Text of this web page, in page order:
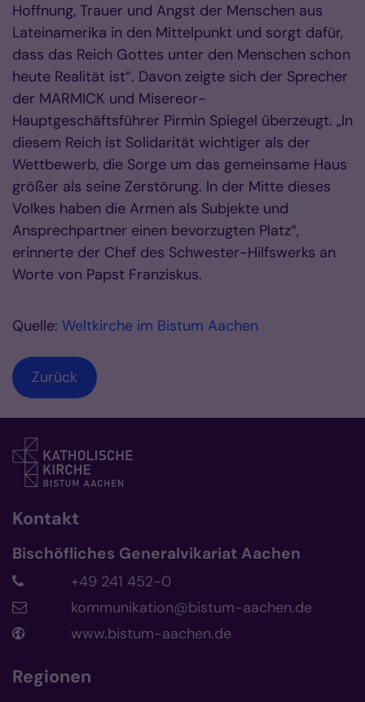
Hoffnung, Trauer und Angst der Menschen aus
Lateinamerika in den Mittelpunkt und sorgt dafür,
dass das Reich Gottes unter den Menschen schon
heute Realität ist“. Davon zeigte sich der Sprecher
der MARMICK und Misereor-
Hauptgeschäftsführer Pirmin Spiegel überzeugt. „In
diesem Reich ist Solidarität wichtiger als der
Wettbewerb, die Sorge um das gemeinsame Haus
größer als seine Zerstörung. In der Mitte dieses
Volkes haben die Armen als Subjekte und
Ansprechpartner einen bevorzugten Platz“,
erinnerte der Chef des Schwester-Hilfswerks an
Worte von Papst Franziskus.
Quelle: Weltkirche im Bistum Aachen
Zurück
Kontakt
Bischöfliches Generalvikariat Aachen
+49 241 452-0
kommunikation@bistum-aachen.de
www.bistum-aachen.de
Regionen